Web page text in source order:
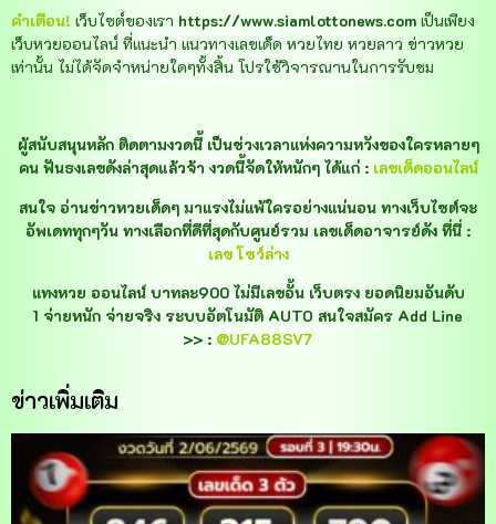
คำเตือน! เว็บไซต์ของเรา https://www.siamlottonews.com เป็นเพียง
เว็บหวยออนไลน์ ที่แนะนำ แนวทางเลขเด็ด หวยไทย หวยลาว ข่าวหวย
เท่านั้น ไม่ได้จัดจำหน่ายใดๆทั้งสิ้น โปรใช้วิจารณานในการรับชม
ผู้สนับสนุนหลัก ติดตามงวดนี้ เป็นช่วงเวลาแห่งความหวังของใครหลายๆ
คน ฟันธงเลขดังล่าสุดแล้วจ้า งวดนี้จัดให้หนักๆ ได้แก่ : เลขเด็ดออนไลน์
สนใจ อ่านข่าวหวยเด็ดๆ มาแรงไม่แพ้ใครอย่างแน่นอน ทางเว็บไซต์จะ
อัพเดททุกๆวัน ทางเลือกที่ดีที่สุดกับศูนย์รวม เลขเด็ดอาจารย์ดัง ที่นี่ :
เลข โชว์ล่าง
แทงหวย ออนไลน์ บาทละ900 ไม่มีเลขอั้น เว็บตรง ยอดนิยมอันดับ
1 จ่ายหนัก จ่ายจริง ระบบอัตโนมัติ AUTO สนใจสมัคร Add Line
>> : @UFA88SV7
ข่าวเพิ่มเติม